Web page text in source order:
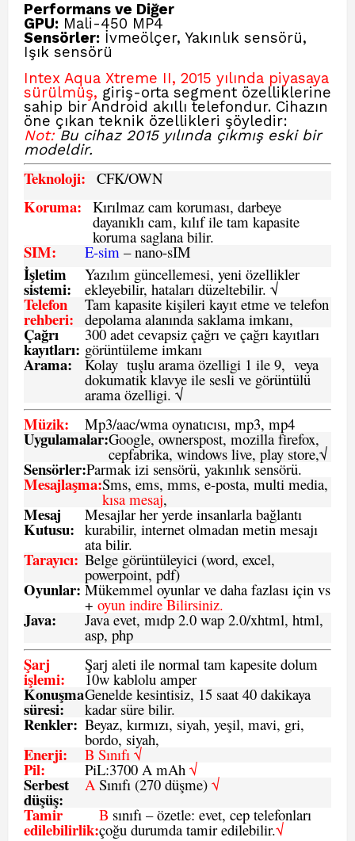
Performans ve Diğer
GPU: Mali-450 MP4
Sensörler: İvmeölçer, Yakınlık sensörü,
Işık sensörü
Intex Aqua Xtreme II, 2015 yılında piyasaya
sürülmüş, giriş-orta segment özelliklerine
sahip bir Android akıllı telefondur. Cihazın
öne çıkan teknik özellikleri şöyledir:
Not: Bu cihaz 2015 yılında çıkmış eski bir
modeldir.
Teknoloji: CFK/OWN
Koruma: Kırılmaz cam koruması, darbeye
dayanıklı cam, kılıf ile tam kapasite
koruma saglana bilir.
SIM: E-sim – nano-sIM
İşletim
sistemi:
Yazılım güncellemesi, yeni özellikler
ekleyebilir, hataları düzeltebilir. √
Telefon
rehberi:
Tam kapasite kişileri kayıt etme ve telefon
depolama alanında saklama imkanı,
Çağrı
kayıtları:
300 adet cevapsiz çağrı ve çağrı kayıtları
görüntüleme imkanı
Arama: Kolay tuşlu arama özelligi 1 ile 9, veya
dokumatik klavye ile sesli ve görüntülü
arama özelligi. √
Müzik: Mp3/aac/wma oynatıcısı, mp3, mp4
Uygulamalar:Google, ownerspost, mozilla firefox,
cepfabrika, windows live, play store,√
Sensörler:Parmak izi sensörü, yakınlık sensörü.
Mesajlaşma:Sms, ems, mms, e-posta, multi media,
kısa mesaj,
Mesaj
Kutusu:
Mesajlar her yerde insanlarla bağlantı
kurabilir, internet olmadan metin mesajı
ata bilir.
Tarayıcı: Belge görüntüleyici (word, excel,
powerpoint, pdf)
Oyunlar: Mükemmel oyunlar ve daha fazlası için vs
+ oyun indire Bilirsiniz.
Java: Java evet, mıdp 2.0 wap 2.0/xhtml, html,
asp, php
Şarj
işlemi:
Şarj aleti ile normal tam kapesite dolum
10w kablolu amper
Konuşma
süresi:
Genelde kesintisiz, 15 saat 40 dakikaya
kadar süre bilir.
Renkler: Beyaz, kırmızı, siyah, yeşil, mavi, gri,
bordo, siyah,
Enerji: B Sınıfı √
Pil: PiL:3700 A mAh √
Serbest
düşüş:
ASınıfı (270 düşme) √
Tamir
edilebilirlik:
B sınıfı – özetle: evet, cep telefonları
çoğu durumda tamir edilebilir.√